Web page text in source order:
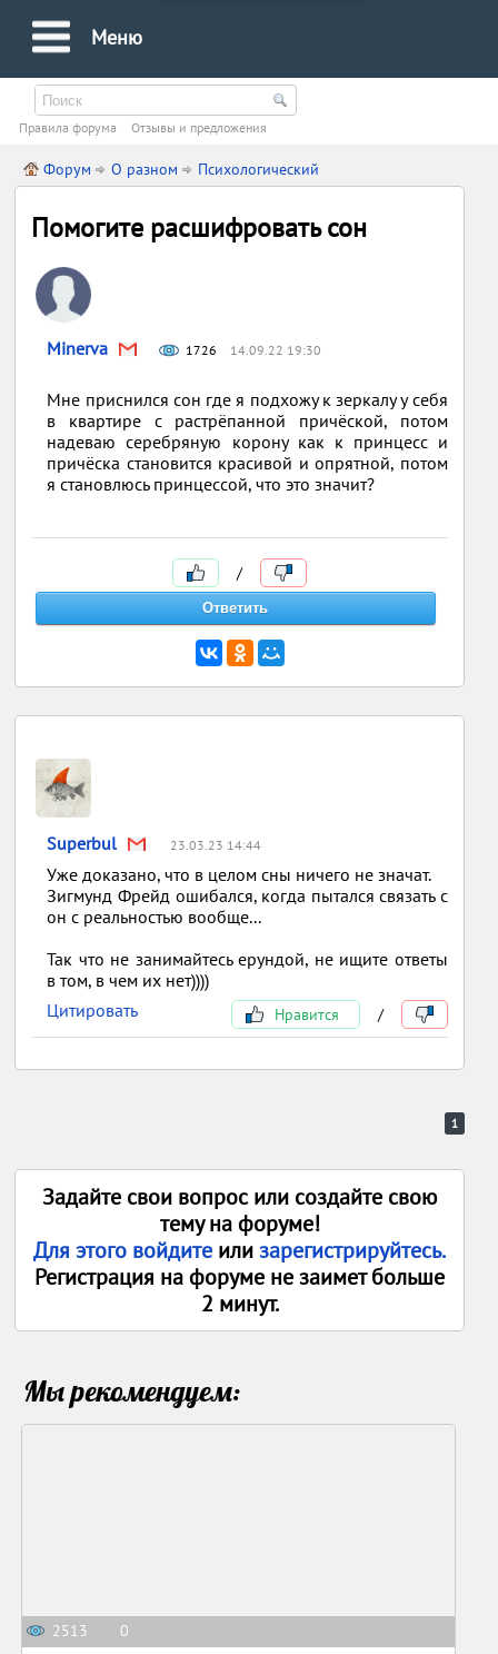
Меню
Правила форума Oтзывы и предложения
Форум О разном Психологический
Помогите расшифровать сон
Minerva 1726 14.09.22 19:30
Мне приснился сон где я подхожу к зеркалу у себя
в квартире с растрёпанной причёской, потом
надеваю серебряную корону как к принцесс и
причёска становится красивой и опрятной, потом
я становлюсь принцессой, что это значит?
/
Superbul 23.03.23 14:44
Уже доказано, что в целом сны ничего не значат.
Зигмунд Фрейд ошибался, когда пытался связать с
он с реальностью вообще...
Так что не занимайтесь ерундой, не ищите ответы
в том, в чем их нет))))
Цитировать
Нравится /
1
Задайте свои вопрос или создайте свою
тему на форуме!
Для этого войдите илизарегистрируйтесь.
Регистрация на форуме не заимет больше
2 минут.
Мы рекомендуем:
2513 0